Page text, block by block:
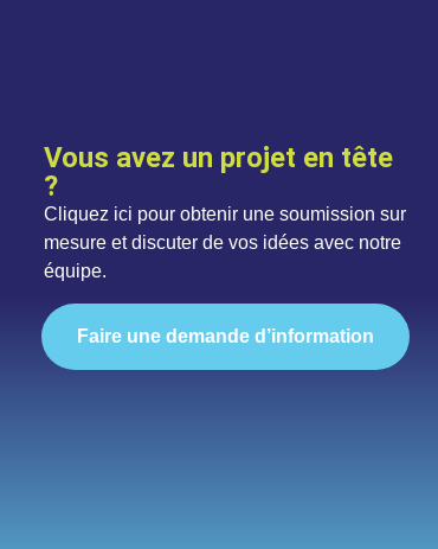
Vous avez un projet en tête
?
Cliquez ici pour obtenir une soumission sur
mesure et discuter de vos idées avec notre
équipe.
Faire une demande d’information